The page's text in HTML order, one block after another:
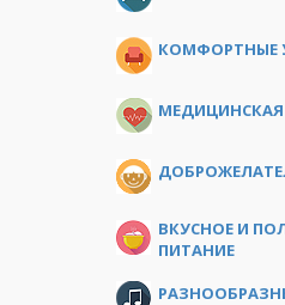
КОМФОРТНЫЕ
ВКУСНОЕ И
ПИТАНИЕ